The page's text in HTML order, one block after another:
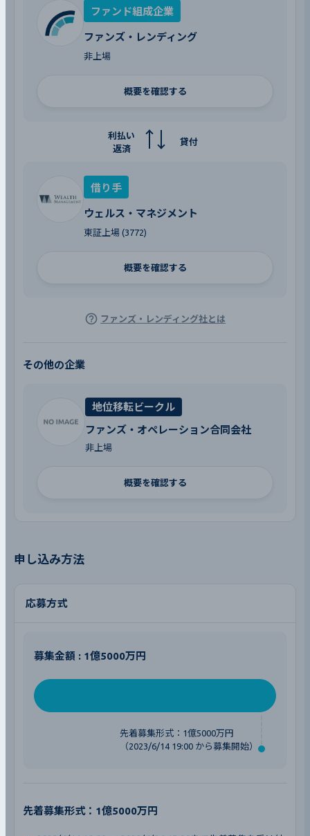
ファンド組成企業
ファンズ・レンディング
非上場
概要を確認する
貸付
利払い
返済
借り手
ウェルス・マネジメント
東証上場 (3772)
概要を確認する
ファンズ・レンディング社とは
その他の企業
地位移転ビークル
ファンズ・オペレーション合同会社
非上場
概要を確認する
申し込み方法
応募方式
募集金額 : 1億5000万円
先着募集形式：1億5000万円
（2023/6/14 19:00 から募集開始）
先着募集形式：1億5000万円